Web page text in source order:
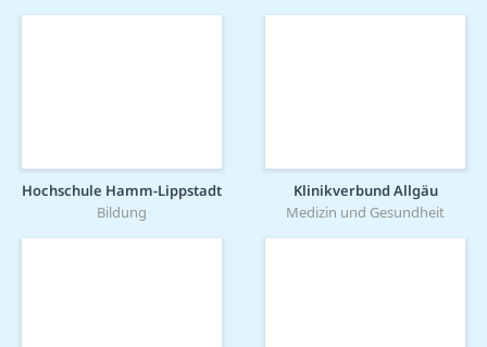
Hochschule Hamm-Lippstadt
Bildung
Klinikverbund Allgäu
Medizin und Gesundheit